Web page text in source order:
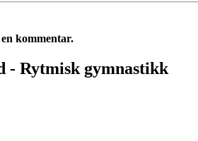
kommentar.
- Rytmisk gymnastikk